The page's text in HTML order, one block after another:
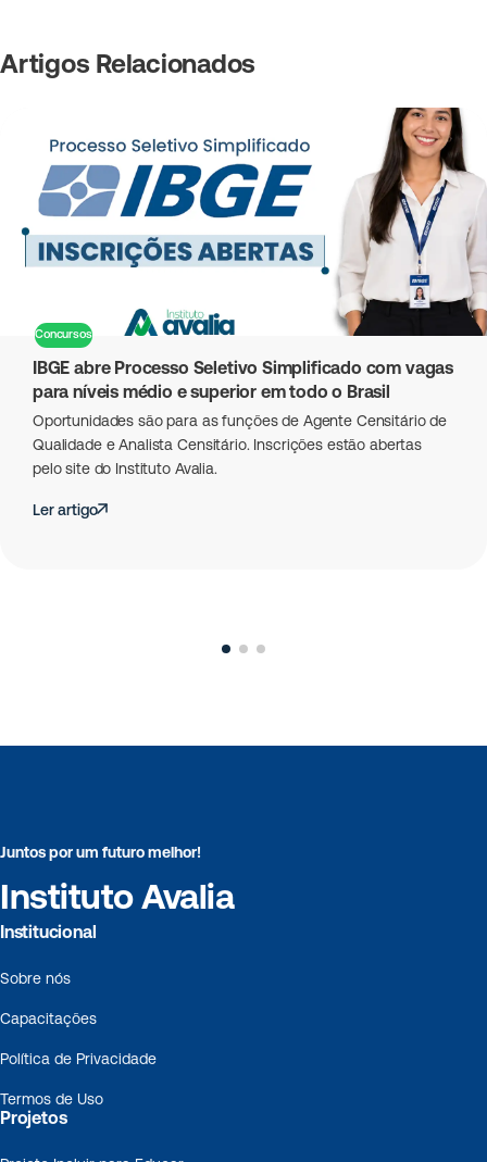
Artigos Relacionados
Concursos
IBGE abre Processo Seletivo Simplificado com vagas
para níveis médio e superior em todo o Brasil
Oportunidades são para as funções de Agente Censitário de
Qualidade e Analista Censitário. Inscrições estão abertas
pelo site do Instituto Avalia.
Ler artigo
Juntos por um futuro melhor!
Instituto Avalia
Institucional
Sobre nós
Capacitações
Política de Privacidade
Termos de Uso
Projetos